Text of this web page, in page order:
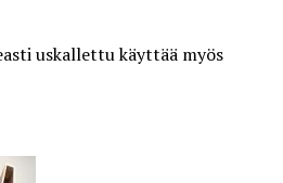
uskallettu käyttää myös